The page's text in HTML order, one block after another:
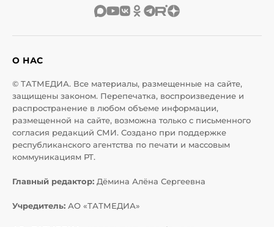
О НАС
© ТАТМЕДИА. Все материалы, размещенные на сайте,
защищены законом. Перепечатка, воспроизведение и
распространение в любом объеме информации,
размещенной на сайте, возможна только с письменного
согласия редакций СМИ. Создано при поддержке
республиканского агентства по печати и массовым
коммуникациям РТ.
Главный редактор: Дёмина Алёна Сергеевна
Учредитель: АО «ТАТМЕДИА»